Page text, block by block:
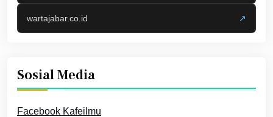
wartajabar.co.id ↗
Sosial Media
Facebook Kafeilmu